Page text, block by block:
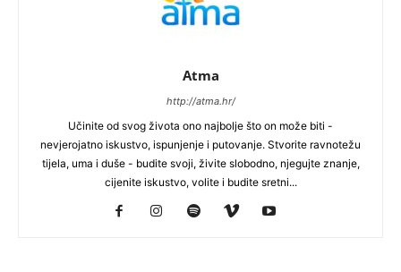
Atma
http://atma.hr/
Učinite od svog života ono najbolje što on može biti -
nevjerojatno iskustvo, ispunjenje i putovanje. Stvorite ravnotežu
tijela, uma i duše - budite svoji, živite slobodno, njegujte znanje,
cijenite iskustvo, volite i budite sretni...